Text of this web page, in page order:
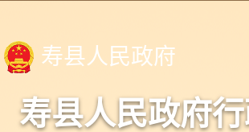
寿县人民政府
寿县人民政府